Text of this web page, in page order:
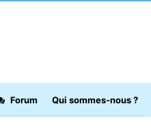
Forum Qui sommes-nous ?